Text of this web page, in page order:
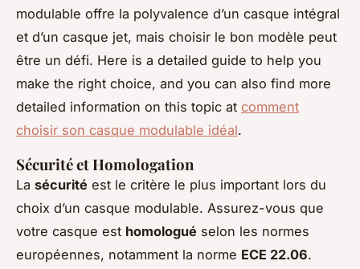
modulable offre la polyvalence d’un casque intégral
et d’un casque jet, mais choisir le bon modèle peut
être un défi. Here is a detailed guide to help you
make the right choice, and you can also find more
detailed information on this topic at comment
choisir son casque modulable idéal.
Sécurité et Homologation
La sécurité est le critère le plus important lors du
choix d’un casque modulable. Assurez-vous que
votre casque est homologué selon les normes
européennes, notamment la norme ECE 22.06.